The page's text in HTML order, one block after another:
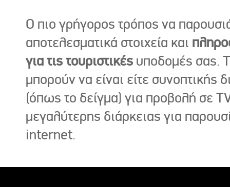
Ο πιο γρήγορος τρόπος να
αποτελεσματικά στοιχεία και
για τις τουριστικές υποδομές σας.
μπορούν να είναι είτε συνοπτικής
(όπως το δείγμα) για προβολή σε
μεγαλύτερης διάρκειας για
internet.